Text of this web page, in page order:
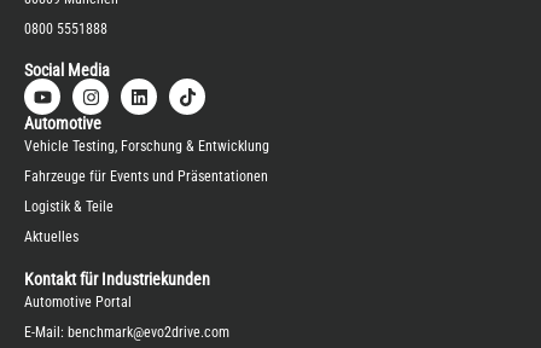
0800 5551888
Social Media
Automotive
Vehicle Testing, Forschung & Entwicklung
Fahrzeuge für Events und Präsentationen
Logistik & Teile
Aktuelles
Kontakt für Industriekunden
Automotive Portal
E-Mail: benchmark@evo2drive.com